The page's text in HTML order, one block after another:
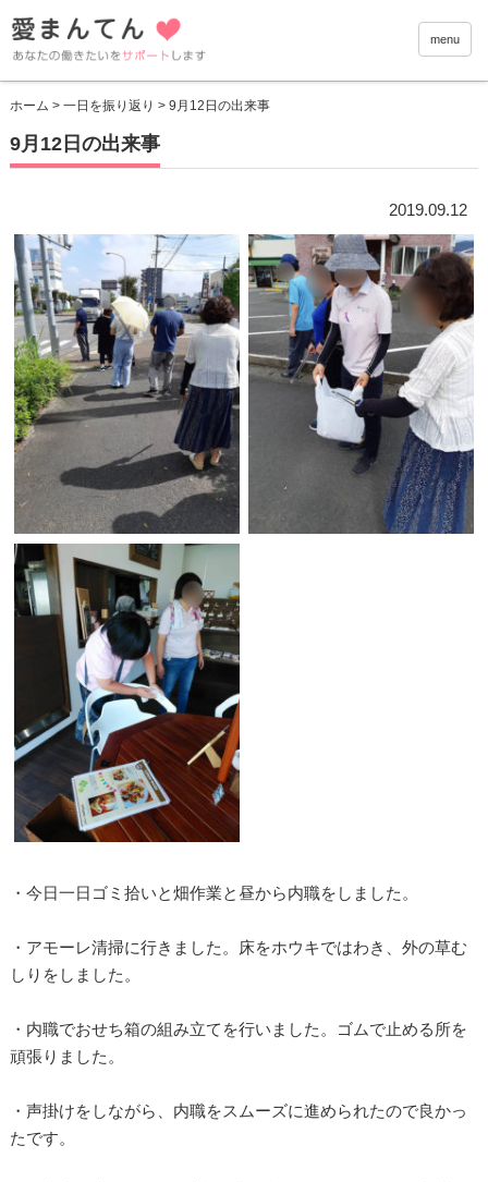
愛まん
menu
ホーム > 一日を振り返り > 9月12日の出来事
9月12日の出来事
2019.09.12
・今日一日ゴミ拾いと畑作業と昼から内職をしました。
・アモーレ清掃に行きました。床をホウキではわき、外の草む
しりをしました。
・内職でおせち箱の組み立てを行いました。ゴムで止める所を
頑張りました。
・声掛けをしながら、内職をスムーズに進められたので良かっ
たです。